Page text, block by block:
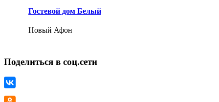
Гостевой дом Белый
Новый Афон
Поделиться в соц.сети